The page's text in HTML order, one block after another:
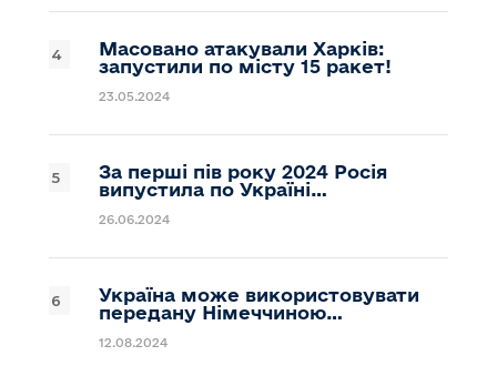
Масовано атакували Харків:
запустили по місту 15 ракет!
23.05.2024
За перші пів року 2024 Росія
випустила по Україні…
26.06.2024
Україна може використовувати
передану Німеччиною…
12.08.2024